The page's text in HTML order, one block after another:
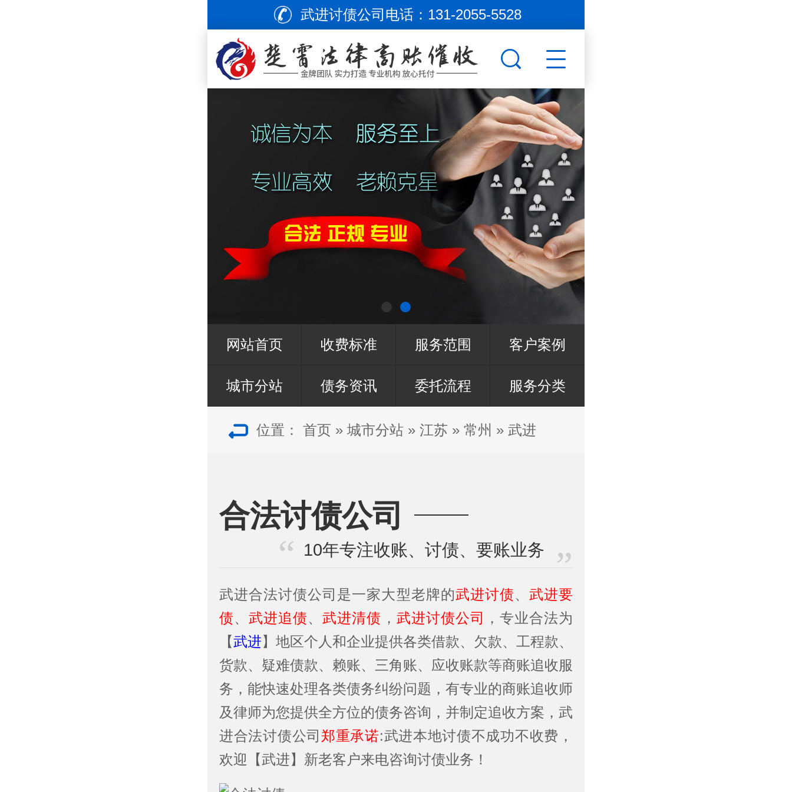
武进讨债公司电话： 131-2055-5528
网站首页 收费标准 服务范围 客户案例
城市分站 债务资讯 委托流程 服务分类
位置： 首页 » 城市分站» 江苏 » 常州 » 武进
合法讨债公司
10年专注收账、讨债、要账业务
武进合法讨债公司是一家大型老牌的武进讨债、 武进要
债、武进追债、武进清债 ， 武进讨债公司
，专业合法为
【武进】地区个人和企业提供各类借款、欠款、工程款、
货款、疑难债款、赖账、三角账、应收账款等商账追收服
务，能快速处理各类债务纠纷问题，有专业的商账追收师
及律师为您提供全方位的债务咨询，并制定追收方案，武
进合法讨债公司 郑重承诺:武进本地讨债不成功不收费，
欢迎【武进】新老客户来电咨询讨债业务！